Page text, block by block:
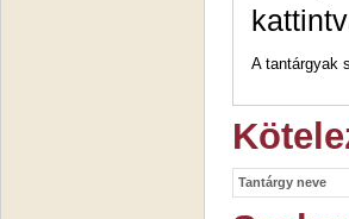
A tantárgyak
Tantárgy neve